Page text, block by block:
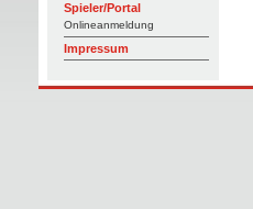
Spieler/Portal
Onlineanmeldung
Impressum